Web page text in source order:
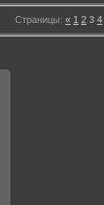
Страницы: « 1 2 3 4